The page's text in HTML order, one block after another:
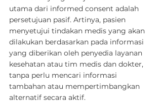
utama dari informed consent adalah
persetujuan pasif. Artinya, pasien
menyetujui tindakan medis yang akan
dilakukan berdasarkan pada informasi
yang diberikan oleh penyedia layanan
kesehatan atau tim medis dan dokter,
tanpa perlu mencari informasi
tambahan atau mempertimbangkan
alternatif secara aktif.